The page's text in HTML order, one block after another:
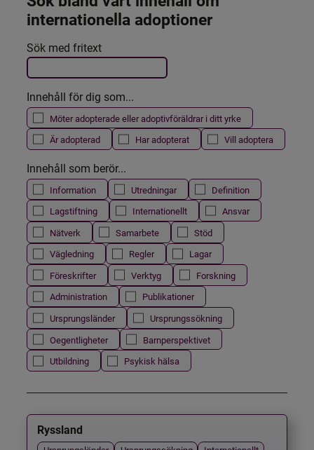
internationella adoptioner
Filtrera resultatet
Det här formuläret postas automatiskt
Sök med fritext
Innehåll för dig som...
Möter adopterade eller adoptivföräldrar i ditt yrke
Är adopterad
Har adopterat Vill adoptera
Innehåll som berör...
Information Utredningar
Definition
Lagstiftning
Internationellt
Ansvar
Nätverk
Samarbete
Stöd
Vägledning
Regler
Lagar
Föreskrifter
Verktyg
Forskning
Administration
Publikationer
Ursprungsländer
Ursprungssökning
Oegentligheter
Barnperspektivet
Utbildning
Psykisk hälsa
Ryssland